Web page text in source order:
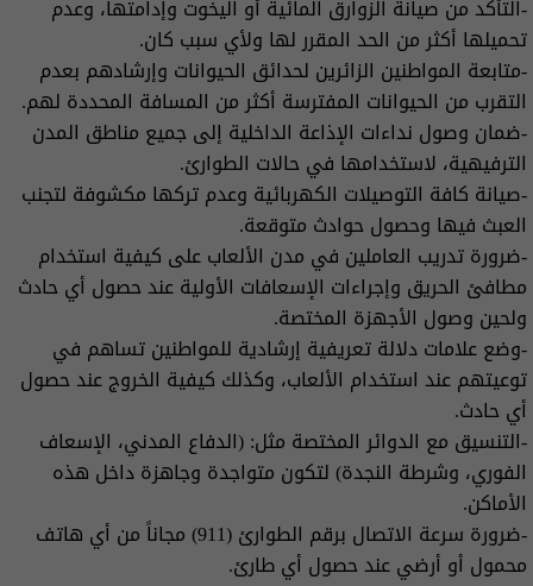
-التأكد من صيانة الزوارق المائية أو اليخوت وإدامتها، وعدم
تحميلها أكثر من الحد المقرر لها ولأي سبب كان.
-متابعة المواطنين الزائرين لحدائق الحيوانات وإرشادهم بعدم
التقرب من الحيوانات المفترسة أكثر من المسافة المحددة لهم.
-ضمان وصول نداءات الإذاعة الداخلية إلى جميع مناطق المدن
الترفيهية، لاستخدامها في حالات الطوارئ.
-صيانة كافة التوصيلات الكهربائية وعدم تركها مكشوفة لتجنب
العبث فيها وحصول حوادث متوقعة.
-ضرورة تدريب العاملين في مدن الألعاب على كيفية استخدام
مطافئ الحريق وإجراءات الإسعافات الأولية عند حصول أي حادث
ولحين وصول الأجهزة المختصة.
-وضع علامات دلالة تعريفية إرشادية للمواطنين تساهم في
توعيتهم عند استخدام الألعاب، وكذلك كيفية الخروج عند حصول
أي حادث.
-التنسيق مع الدوائر المختصة مثل: (الدفاع المدني، الإسعاف
الفوري، وشرطة النجدة) لتكون متواجدة وجاهزة داخل هذه
الأماكن.
-ضرورة سرعة الاتصال برقم الطوارئ (911) مجاناً من أي هاتف
محمول أو أرضي عند حصول أي طارئ.